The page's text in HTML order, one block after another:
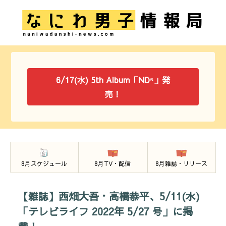
6/17(水) 5th Album「ND⁵」発
売！
8月スケジュール 8月TV・配信 8月雑誌・リリース
【雑誌】西畑大吾・高橋恭平、5/11(水)
「テレビライフ 2022年 5/27 号」に掲